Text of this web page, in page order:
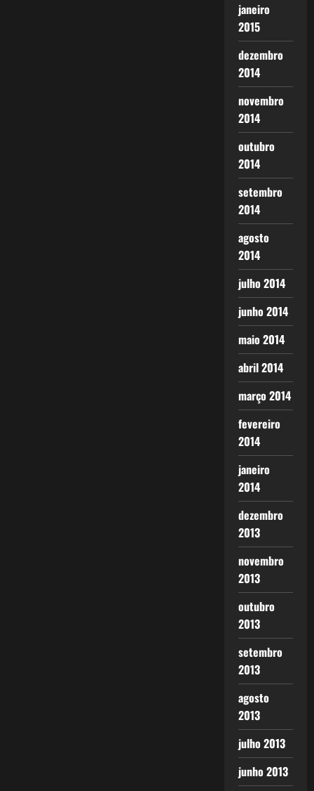
janeiro
2015
dezembro
2014
novembro
2014
outubro
2014
setembro
2014
agosto
2014
julho 2014
junho 2014
maio 2014
abril 2014
março 2014
fevereiro
2014
janeiro
2014
dezembro
2013
novembro
2013
outubro
2013
setembro
2013
agosto
2013
julho 2013
junho 2013